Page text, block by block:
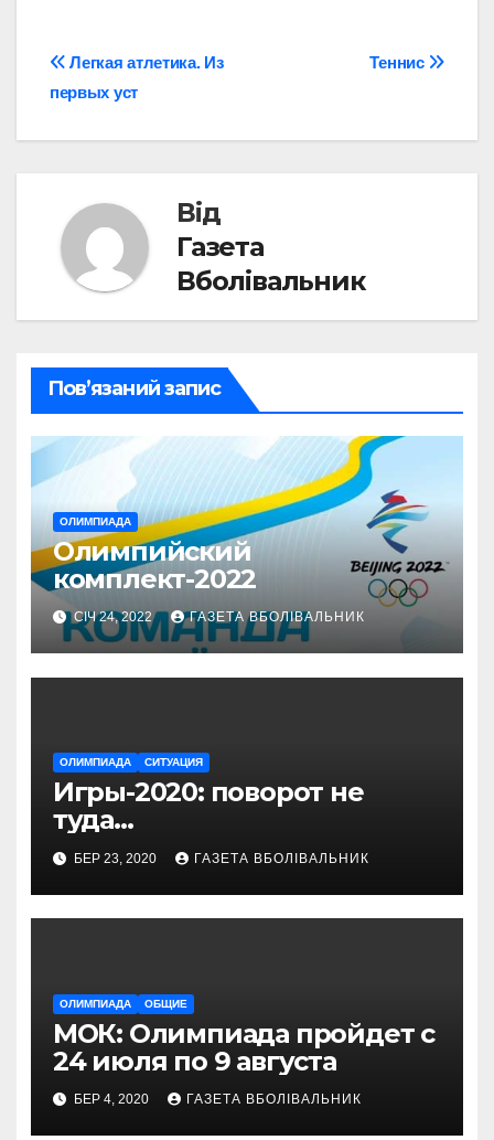
Навігація
записів
Теннис
Легкая атлетика. Из
первых уст
Від
Газета
Вболівальник
Пов’язаний запис
ОЛИМПИАДА
Олимпийский
комплект-2022
СІЧ 24, 2022 ГАЗЕТА ВБОЛІВАЛЬНИК
ОЛИМПИАДА СИТУАЦИЯ
Игры-2020: поворот не
туда…
БЕР 23, 2020 ГАЗЕТА ВБОЛІВАЛЬНИК
ОЛИМПИАДА ОБЩИЕ
МОК: Олимпиада пройдет с
24 июля по 9 августа
БЕР 4, 2020 ГАЗЕТА ВБОЛІВАЛЬНИК